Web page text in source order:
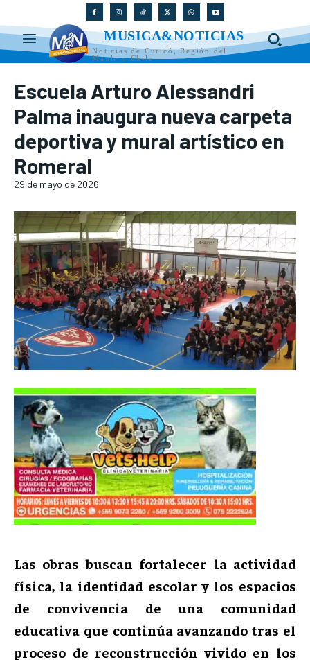
MUSICA&NOTICIAS
Noticias de Curicó, Región del
Maule y Chile
Escuela Arturo Alessandri
Palma inaugura nueva carpeta
deportiva y mural artístico en
Romeral
29 de mayo de 2026
Las obras buscan fortalecer la actividad
física, la identidad escolar y los espacios
de convivencia de una comunidad
educativa que continúa avanzando tras el
proceso de reconstrucción vivido en los